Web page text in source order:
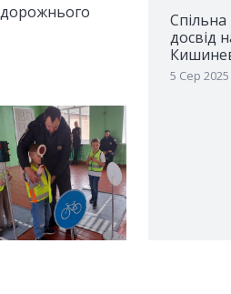
дорожнього
досвід
5 Сер 2025